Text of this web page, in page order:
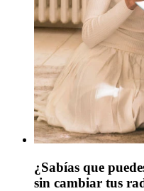
¿Sabías que
sin cambiar tus